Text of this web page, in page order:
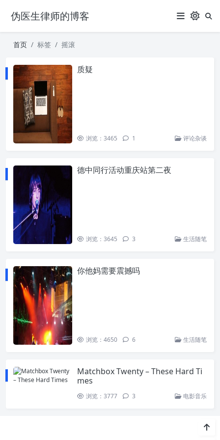
伪医生律师的博客
首页 标签 摇滚
质疑
浏览：3465 1 评论杂谈
德中同行活动重庆站第二夜
浏览：3645 3 生活随笔
你他妈需要震撼吗
浏览：4650 6 生活随笔
Matchbox Twenty – These Hard Ti
mes
浏览：3777 3 电影音乐